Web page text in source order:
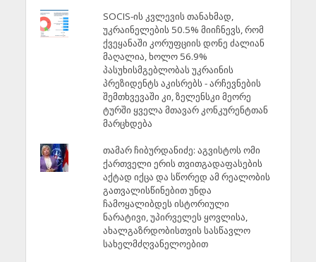
SOCIS-ის კვლევის თანახმად,
უკრაინელების 50.5% მიიჩნევს, რომ
ქვეყანაში კორუფციის დონე ძალიან
მაღალია, ხოლო 56.9%
პასუხისმგებლობას უკრაინის
პრეზიდენტს აკისრებს - არჩევნების
შემთხვევაში კი, ზელენსკი მეორე
ტურში ყველა მთავარ კონკურენტთან
მარცხდება
თამარ ჩიბურდანიძე: აგვისტოს ომი
ქართველი ერის თვითგადაფასების
აქტად იქცა და სწორედ ამ რეალობის
გათვალისწინებით უნდა
ჩამოყალიბდეს ისტორიული
ნარატივი, უპირველეს ყოვლისა,
ახალგაზრდობისთვის სასწავლო
სახელმძღვანელოებით